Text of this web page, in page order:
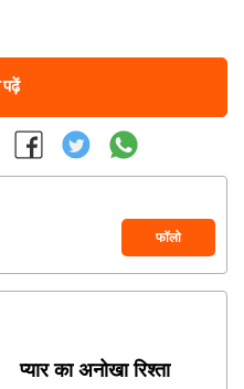
फॉलो
प्यार का अनोखा रिश्ता